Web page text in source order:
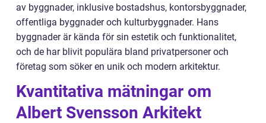
av byggnader, inklusive bostadshus, kontorsbyggnader,
offentliga byggnader och kulturbyggnader. Hans
byggnader är kända för sin estetik och funktionalitet,
och de har blivit populära bland privatpersoner och
företag som söker en unik och modern arkitektur.
Kvantitativa mätningar om
Albert Svensson Arkitekt